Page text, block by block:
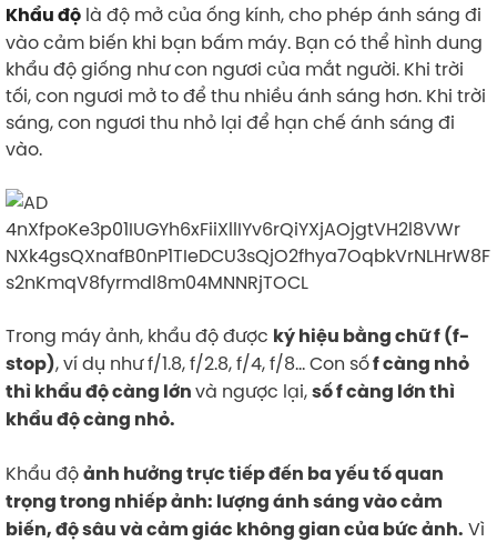
Khẩu độ là độ mở của ống kính, cho phép ánh sáng đi
vào cảm biến khi bạn bấm máy. Bạn có thể hình dung
khẩu độ giống như con ngươi của mắt người. Khi trời
tối, con ngươi mở to để thu nhiều ánh sáng hơn. Khi trời
sáng, con ngươi thu nhỏ lại để hạn chế ánh sáng đi
vào.
Trong máy ảnh, khẩu độ được ký hiệu bằng chữ f (f-
stop), ví dụ như f/1.8, f/2.8, f/4, f/8… Con sốf càng nhỏ
thì khẩu độ càng lớnvà ngược lại,số f càng lớn thì
khẩu độ càng nhỏ.
Khẩu độảnh hưởng trực tiếp đến ba yếu tố quan
trọng trong nhiếp ảnh: lượng ánh sáng vào cảm
biến, độ sâu và cảm giác không gian của bức ảnh. Vì